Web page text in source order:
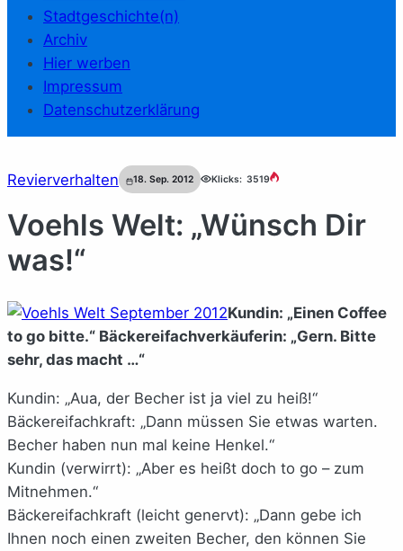
Stadtgeschichte(n)
Archiv
Hier werben
Impressum
Datenschutzerklärung
Revierverhalten 18. Sep. 2012 Klicks: 3519
Voehls Welt: „Wünsch Dir
was!“
Kundin: „Einen Coffee
to go bitte.“ Bäckereifachverkäuferin: „Gern. Bitte
sehr, das macht …“
Kundin: „Aua, der Becher ist ja viel zu heiß!“
Bäckereifachkraft: „Dann müssen Sie etwas warten.
Becher haben nun mal keine Henkel.“
Kundin (verwirrt): „Aber es heißt doch to go – zum
Mitnehmen.“
Bäckereifachkraft (leicht genervt): „Dann gebe ich
Ihnen noch einen zweiten Becher, den können Sie